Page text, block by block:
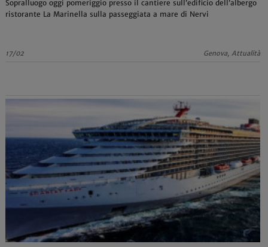
Sopralluogo oggi pomeriggio presso il cantiere sull’edificio dell’albergo
ristorante La Marinella sulla passeggiata a mare di Nervi
17/02 Genova, Attualità